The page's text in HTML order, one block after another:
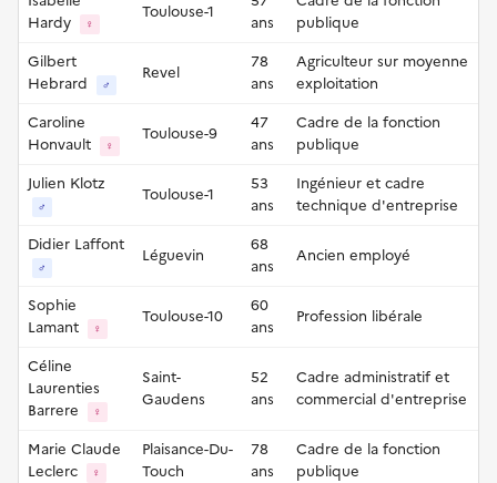
Hardy
♀
Toulouse-1
ans
publique
Gilbert
Hebrard
♂
Revel
78
ans
Agriculteur sur moyenne
exploitation
Caroline
Honvault
♀
Toulouse-9
47
ans
Cadre de la fonction
publique
Julien Klotz
♂
Toulouse-1
53
ans
Ingénieur et cadre
technique d'entreprise
Didier Laffont
♂
Léguevin
68
ans
Ancien employé
Sophie
Lamant
♀
Toulouse-10
60
ans
Profession libérale
Céline
Laurenties
Barrere
♀
Saint-
Gaudens
52
ans
Cadre administratif et
commercial d'entreprise
Marie Claude
Leclerc
♀
Plaisance-Du-
Touch
78
ans
Cadre de la fonction
publique